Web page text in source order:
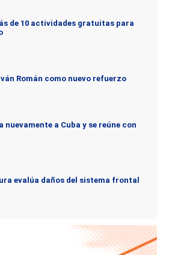
de 10 actividades gratuitas para
Román como nuevo refuerzo
a Cuba y se reúne con
evalúa daños del sistema frontal